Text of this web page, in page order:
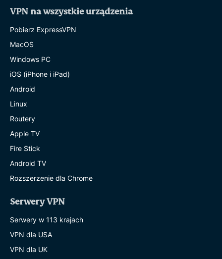
VPN na wszystkie urządzenia
Pobierz ExpressVPN
MacOS
Windows PC
iOS (iPhone i iPad)
Android
Linux
Routery
Apple TV
Fire Stick
Android TV
Rozszerzenie dla Chrome
Serwery VPN
Serwery w 113 krajach
VPN dla USA
VPN dla UK